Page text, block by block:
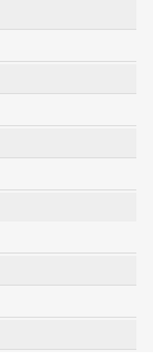
ich do
wniosła
czy
po
gdy
się na
podstawie